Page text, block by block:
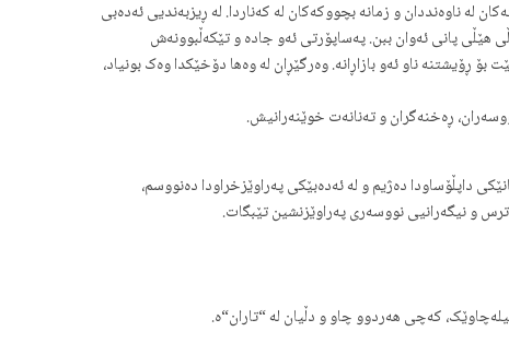
لە ناوەنددان و زمانە بچووکەکان له که‌ناردا. لە ڕیزبەندیی ئەدەبی
هێڵی پانی ئەوان ببن. په‌ساپۆرتی ئەو جاده و تێکەڵبوونه‌ش
ڕۆیشتنه ناو ئەو بازاڕانە. وەرگێڕان لە وەها دۆخێکدا وه‌ک بونیاد،
ڕەخنەگران و تەنانەت خوێنەرانیش.
داپڵۆساودا ده‌ژیم و له ئەده‌بێکی پەراوێزخراودا ده‌نووسم،
و نیگه‌رانیی نووسەری په‌راوێزنشین تێبگات.
که‌چی هه‌ردوو چاو و دڵیان له “تاران“ە.